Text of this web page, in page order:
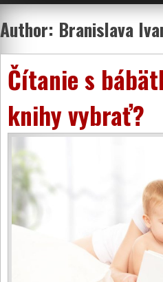
Author: Branislava
Čítanie s
knihy vybrať?